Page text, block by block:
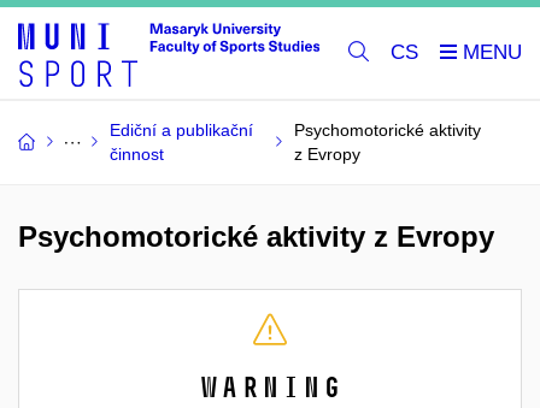
CS
Ediční a publikační
činnost
Psychomotorické aktivity
z Evropy
Psychomotorické aktivity z Evropy
Warning